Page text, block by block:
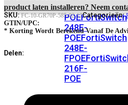
224E-
POEFortiSwitch
248E-
POEFortiSwitch
248E-
FPOE
216F-
POE
product laten installeren? Neem
SKU:FC-10-GR70P-585-02-12Categorieën:
GTIN/UPC:
* Korting Wordt Berekend Vanaf De
Delen: